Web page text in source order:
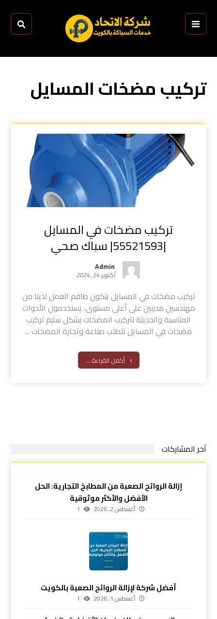
تركيب مضخات المسايل
تركيب مضخات في المسايل
|55521593| سباك صحي
Admin
أكتوبر 24, 2024
تركيب مضخات في المسايل يتكون طاقم العمل لدينا من
مهندسين مدربين على أعلى مستوى، يستخدمون الأدوات
المناسبة والحديثة لتركيب المضخات بشكل سليم تركيب
مضخات في المسايل تتطلب صناعة وتجارة المضخات ...
أكمل القراءة ...
آخر المشاركات
إزالة الروائح الصعبة من المطابخ التجارية: الحل
الأفضل والأكثر موثوقية
أغسطس 2, 2026 1
أفضل شركة لإزالة الروائح الصعبة بالكويت
أغسطس 1, 2026 1